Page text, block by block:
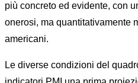
più concreto ed evidente, con
onerosi, ma quantitativamente
americani.
Le diverse condizioni del